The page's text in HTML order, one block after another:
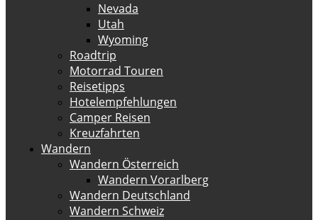
Nevada
Utah
Wyoming
Roadtrip
Motorrad Touren
Reisetipps
Hotelempfehlungen
Camper Reisen
Kreuzfahrten
Wandern
Wandern Österreich
Wandern Vorarlberg
Wandern Deutschland
Wandern Schweiz